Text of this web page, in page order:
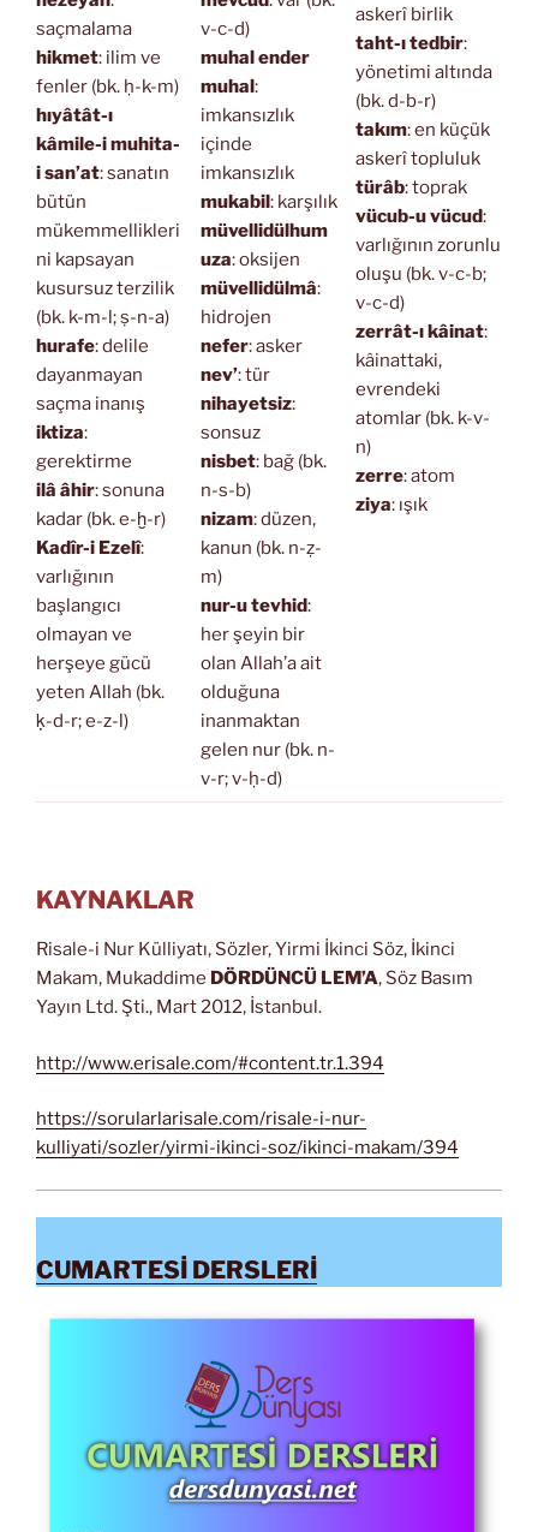
saçmalama
hikmet: ilim ve
fenler (bk. ḥ-k-m)
hıyâtât-ı
kâmile-i muhita-
i san’at: sanatın
bütün
mükemmellikleri
ni kapsayan
kusursuz terzilik
(bk. k-m-l; ṣ-n-a)
hurafe: delile
dayanmayan
saçma inanış
iktiza:
gerektirme
ilâ âhir: sonuna
kadar (bk. e-ḫ-r)
Kadîr-i Ezelî:
varlığının
başlangıcı
olmayan ve
herşeye gücü
yeten Allah (bk.
ḳ-d-r; e-z-l)
v-c-d)
muhal ender
muhal:
imkansızlık
içinde
imkansızlık
mukabil: karşılık
müvellidülhum
uza: oksijen
müvellidülmâ:
hidrojen
nefer: asker
nev’: tür
nihayetsiz:
sonsuz
nisbet: bağ (bk.
n-s-b)
nizam: düzen,
kanun (bk. n-ẓ-
m)
nur-u tevhid:
her şeyin bir
olan Allah’a ait
olduğuna
inanmaktan
gelen nur (bk. n-
v-r; v-ḥ-d)
askerî birlik
taht-ı tedbir:
yönetimi altında
(bk. d-b-r)
takım: en küçük
askerî topluluk
türâb: toprak
vücub-u vücud:
varlığının zorunlu
oluşu (bk. v-c-b;
v-c-d)
zerrât-ı kâinat:
kâinattaki,
evrendeki
atomlar (bk. k-v-
n)
zerre: atom
ziya: ışık
KAYNAKLAR
Risale-i Nur Külliyatı, Sözler, Yirmi İkinci Söz, İkinci
Makam, Mukaddime DÖRDÜNCÜ LEM’A, Söz Basım
Yayın Ltd. Şti., Mart 2012, İstanbul.
http://www.erisale.com/#content.tr.1.394
https://sorularlarisale.com/risale-i-nur-
kulliyati/sozler/yirmi-ikinci-soz/ikinci-makam/394
CUMARTESİ DERSLERİ